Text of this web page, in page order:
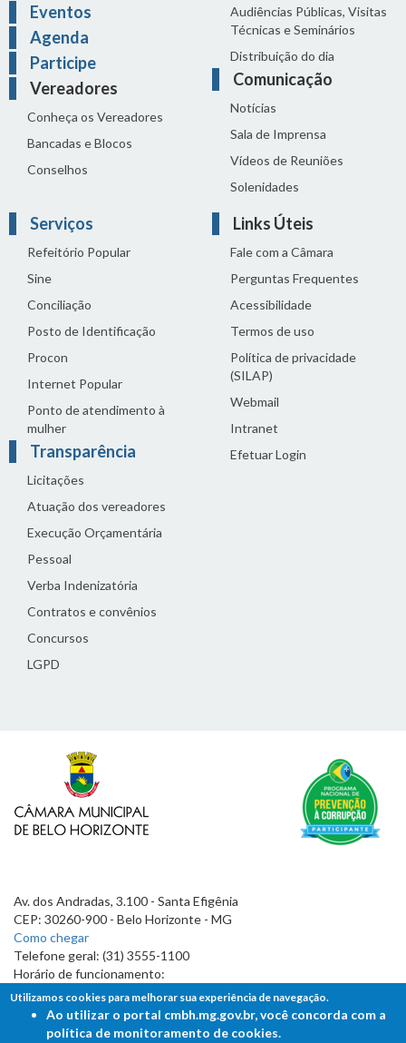
Eventos
Agenda
Participe
Vereadores
Conheça os Vereadores
Bancadas e Blocos
Conselhos
Audiências Públicas, Visitas
Técnicas e Seminários
Distribuição do dia
Comunicação
Notícias
Sala de Imprensa
Vídeos de Reuniões
Solenidades
Serviços
Refeitório Popular
Sine
Conciliação
Posto de Identificação
Procon
Internet Popular
Ponto de atendimento à
mulher
Transparência
Licitações
Atuação dos vereadores
Execução Orçamentária
Pessoal
Verba Indenizatória
Contratos e convênios
Concursos
LGPD
Links Úteis
Fale com a Câmara
Perguntas Frequentes
Acessibilidade
Termos de uso
Política de privacidade
(SILAP)
Webmail
Intranet
Efetuar Login
Av. dos Andradas, 3.100 - Santa Efigênia
CEP: 30260-900 - Belo Horizonte - MG
Como chegar
Telefone geral: (31) 3555-1100
Horário de funcionamento:
7h às 19h
Utilizamos cookies para melhorar sua experiência de navegação.
Ao utilizar o portal cmbh.mg.gov.br, você concorda com a
política de monitoramento de cookies.